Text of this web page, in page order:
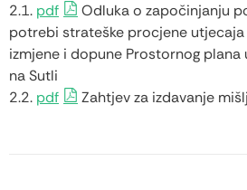
2.1. pdf
Odluka o započinjanju
potrebi strateške procjene utjecaja
izmjene i dopune Prostornog
na Sutli
2.2. pdf Zahtjev za izdavanje